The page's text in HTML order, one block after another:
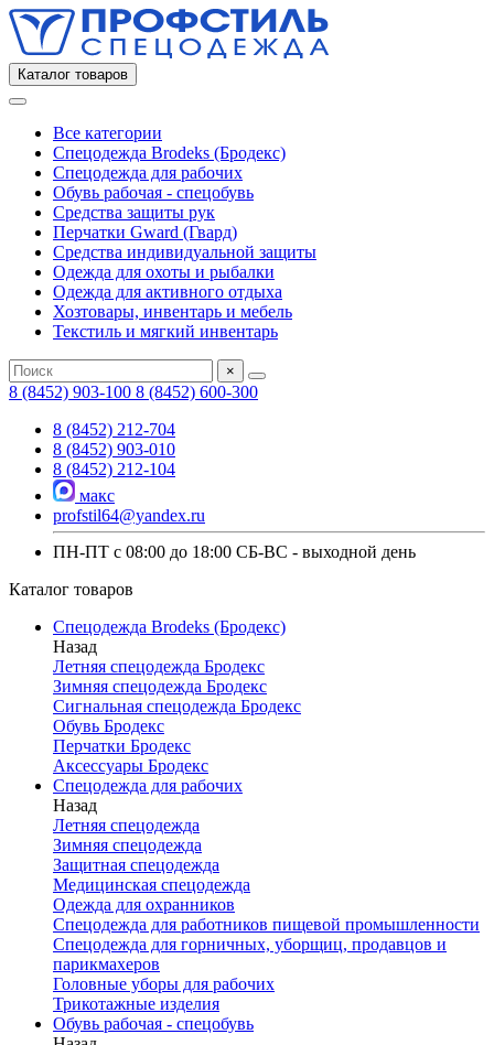
Каталог товаров
Все категории
Спецодежда Brodeks (Бродекс)
Спецодежда для рабочих
Обувь рабочая - спецобувь
Средства защиты рук
Перчатки Gward (Гвард)
Средства индивидуальной защиты
Одежда для охоты и рыбалки
Одежда для активного отдыха
Хозтовары, инвентарь и мебель
Текстиль и мягкий инвентарь
×
8 (8452) 903-100 8 (8452) 600-300
8 (8452) 212-704
8 (8452) 903-010
8 (8452) 212-104
макс
profstil64@yandex.ru
ПН-ПТ с 08:00 до 18:00 СБ-ВС - выходной день
Каталог товаров
Спецодежда Brodeks (Бродекс)
Назад
Летняя спецодежда Бродекс
Зимняя спецодежда Бродекс
Сигнальная спецодежда Бродекс
Обувь Бродекс
Перчатки Бродекс
Аксессуары Бродекс
Спецодежда для рабочих
Назад
Летняя спецодежда
Зимняя спецодежда
Защитная спецодежда
Медицинская спецодежда
Одежда для охранников
Спецодежда для работников пищевой промышленности
Спецодежда для горничных, уборщиц, продавцов и
парикмахеров
Головные уборы для рабочих
Трикотажные изделия
Обувь рабочая - спецобувь